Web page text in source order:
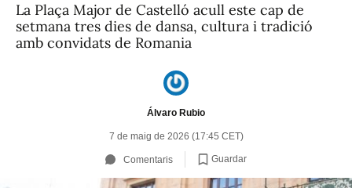
La Plaça Major de Castelló acull este cap de
setmana tres dies de dansa, cultura i tradició
amb convidats de Romania
Álvaro Rubio
7 de maig de 2026 (17:45 CET)
Comentaris Guardar